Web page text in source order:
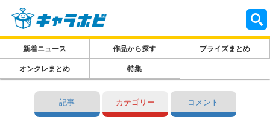
新着ニュース 作品から探す プライズまとめ
オンクレまとめ 特集
記事 カテゴリー コメント